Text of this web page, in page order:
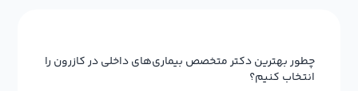
چطور بهترین دکتر متخصص بیماری‌های داخلی در کازرون را
انتخاب کنیم؟